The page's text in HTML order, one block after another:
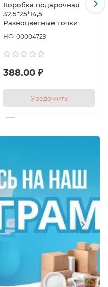
Коробка подарочная
32,5*25*14,5
Разноцветные точки
НФ-00004729
388.00 ₽
Уведомить